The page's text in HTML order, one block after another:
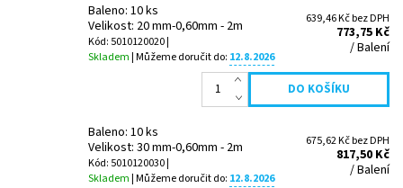
Baleno: 10 ks
Velikost: 20 mm-0,60mm - 2m
Kód: 5010120020 |
Skladem| Můžeme doručit do: 12.8.2026
639,46 Kč bez DPH
773,75 Kč
/ Balení
Baleno: 10 ks
Velikost: 30 mm-0,60mm - 2m
Kód: 5010120030 |
Skladem| Můžeme doručit do: 12.8.2026
675,62 Kč bez DPH
817,50 Kč
/ Balení